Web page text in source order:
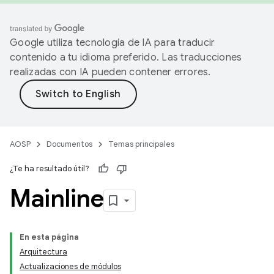
Google utiliza tecnología de IA para traducir
contenido a tu idioma preferido. Las traducciones
realizadas con IA pueden contener errores.
AOSP Documentos Temas principales
¿Te ha resultado útil?
Mainline
En esta página
Arquitectura
Actualizaciones de módulos